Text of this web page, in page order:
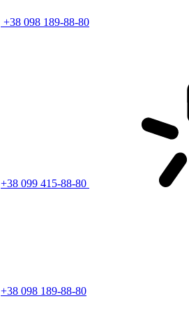
+38 098 189-88-80
+38 099 415-88-80
+38 098 189-88-80